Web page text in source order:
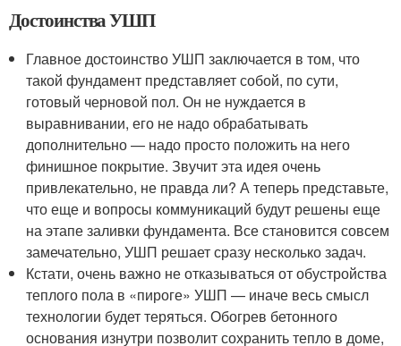
Достоинства УШП
Главное достоинство УШП заключается в том, что
такой фундамент представляет собой, по сути,
готовый черновой пол. Он не нуждается в
выравнивании, его не надо обрабатывать
дополнительно — надо просто положить на него
финишное покрытие. Звучит эта идея очень
привлекательно, не правда ли? А теперь представьте,
что еще и вопросы коммуникаций будут решены еще
на этапе заливки фундамента. Все становится совсем
замечательно, УШП решает сразу несколько задач.
Кстати, очень важно не отказываться от обустройства
теплого пола в «пироге» УШП — иначе весь смысл
технологии будет теряться. Обогрев бетонного
основания изнутри позволит сохранить тепло в доме,